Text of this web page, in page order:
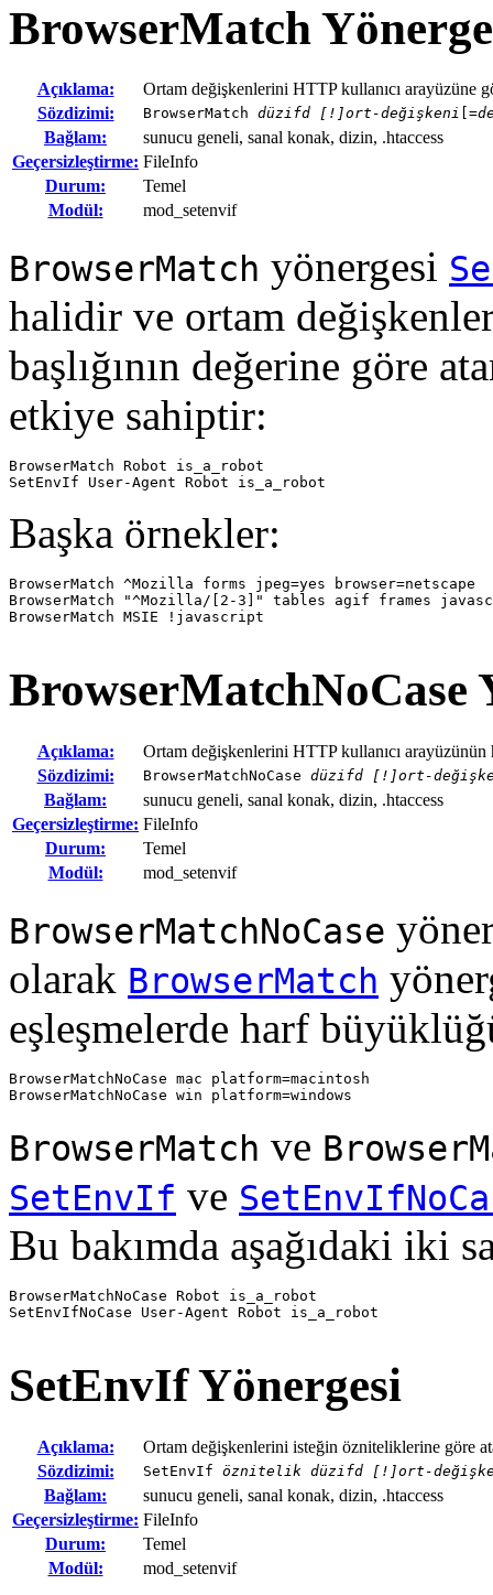
BrowserMatch
Açıklama:
Ortam değişkenlerini HTTP kullanıcı arayüzüne
Sözdizimi:
BrowserMatch düzifd [!]ort-değişkeni [=
Bağlam:
sunucu geneli, sanal konak, dizin, .htaccess
Geçersizleştirme: FileInfo
Durum:
Temel
Modül:
mod_setenvif
BrowserMatch yönergesi
halidir ve ortam
başlığının değerine göre
etkiye sahiptir:
BrowserMatch Robot is_a_robot
SetEnvIf User-Agent Robot is_a_robot
Başka örnekler:
BrowserMatch ^Mozilla forms jpeg=yes browser=netscape
BrowserMatch "^Mozilla/[2-3]" tables agif frames
BrowserMatch MSIE !javascript
BrowserMatchNoCase
Açıklama:
Ortam değişkenlerini HTTP kullanıcı
Sözdizimi:
BrowserMatchNoCase düzifd [!]ort-
Bağlam:
sunucu geneli, sanal konak, dizin, .htaccess
Geçersizleştirme: FileInfo
Durum:
Temel
Modül:
mod_setenvif
BrowserMatchNoCase
olarak BrowserMatch
eşleşmelerde harf
BrowserMatchNoCase mac platform=macintosh
BrowserMatchNoCase win platform=windows
BrowserMatch ve
SetEnvIf ve
Bu bakımda aşağıdaki iki
BrowserMatchNoCase Robot is_a_robot
SetEnvIfNoCase User-Agent Robot is_a_robot
SetEnvIfYönergesi
Açıklama:
Ortam değişkenlerini isteğin özniteliklerine göre
Sözdizimi:
SetEnvIf öznitelik düzifd [!]ort-
Bağlam:
sunucu geneli, sanal konak, dizin, .htaccess
Geçersizleştirme: FileInfo
Durum:
Temel
Modül:
mod_setenvif